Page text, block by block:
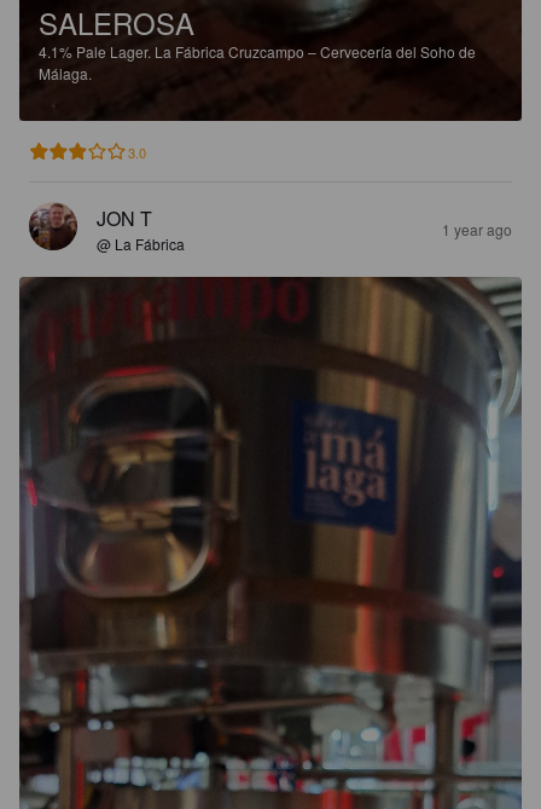
SALEROSA
4.1% Pale Lager. La Fábrica Cruzcampo – Cervecería del Soho de
Málaga.
3.0
JON T
@ La Fábrica
1 year ago